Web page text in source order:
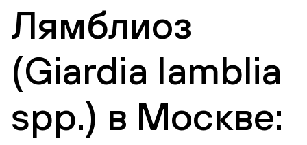
Лямблиоз
(Giardia lamblia
spp.) в Москве: